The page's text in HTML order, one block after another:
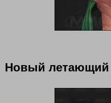
Новый летающий